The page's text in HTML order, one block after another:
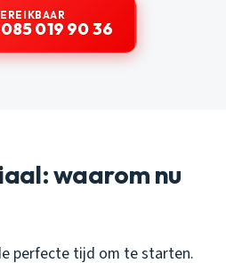
085 019 90 36
waarom nu
perfecte tijd om te starten.